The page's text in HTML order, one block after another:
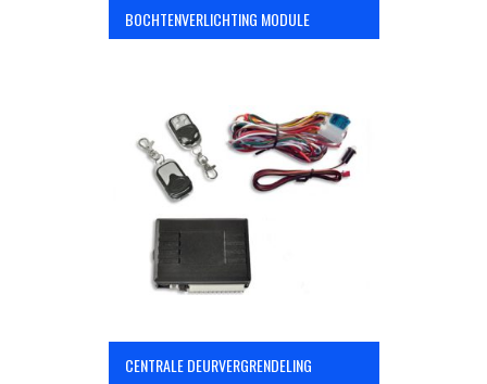
Inloggen / Registreren
BOCHTENVERLICHTING MODULE
CENTRALE DEURVERGRENDELING